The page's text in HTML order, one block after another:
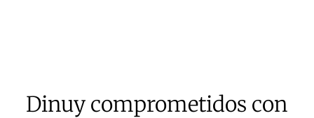
Dinuy comprometidos con